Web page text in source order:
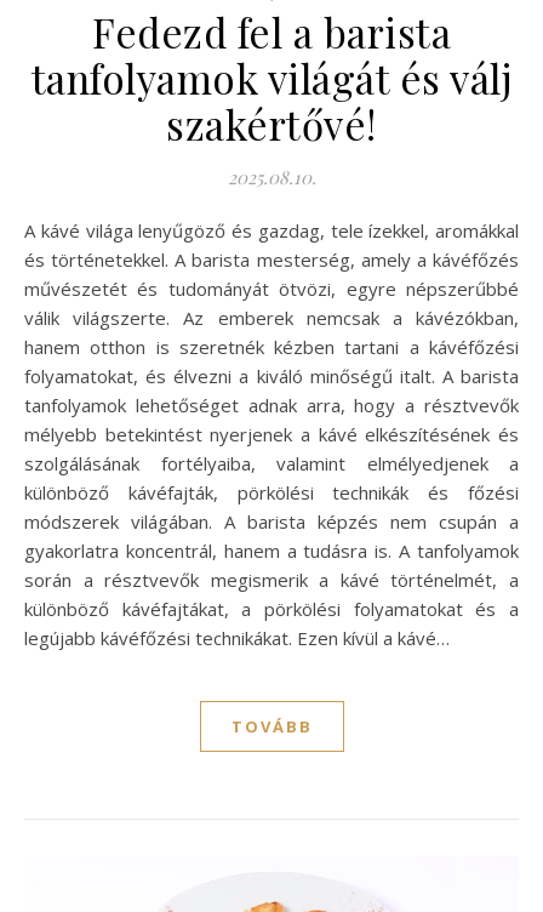
Fedezd fel a barista
tanfolyamok világát és válj
szakértővé!
2025.08.10.
A kávé világa lenyűgöző és gazdag, tele ízekkel, aromákkal
és történetekkel. A barista mesterség, amely a kávéfőzés
művészetét és tudományát ötvözi, egyre népszerűbbé
válik világszerte. Az emberek nemcsak a kávézókban,
hanem otthon is szeretnék kézben tartani a kávéfőzési
folyamatokat, és élvezni a kiváló minőségű italt. A barista
tanfolyamok lehetőséget adnak arra, hogy a résztvevők
mélyebb betekintést nyerjenek a kávé elkészítésének és
szolgálásának fortélyaiba, valamint elmélyedjenek a
különböző kávéfajták, pörkölési technikák és főzési
módszerek világában. A barista képzés nem csupán a
gyakorlatra koncentrál, hanem a tudásra is. A tanfolyamok
során a résztvevők megismerik a kávé történelmét, a
különböző kávéfajtákat, a pörkölési folyamatokat és a
legújabb kávéfőzési technikákat. Ezen kívül a kávé…
TOVÁBB